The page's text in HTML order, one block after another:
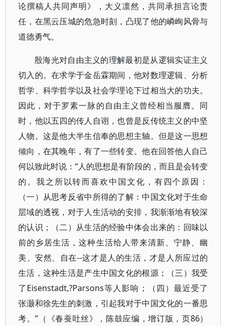
论撰稿人共同声明》，大义凛然，共同承担言论责
任，在黑云压城的危急时刻，凸现了他的嶙峋风骨与
道德勇气。
殷海光对自由主义的理解最初是从逻辑实证主义
切入的。在求学于金岳霖期间，他对数理逻辑、分析
哲学、科学哲学以及社会学理论下过相当大的功夫。
因此，对于罗素一脉的自由主义曾经相当服膺。同
时，他以五四的传人自诩，也曾是反传统主义的中坚
人物。这是他大半生信奉的思想主轴。但是这一思想
倾向，在其晚年，有了一些转变。他在回答他人自己
何以致此时说：“人的思想是有阶段的，而且是会转变
的。我之所以转而喜欢中国文化，有四个原因：
（一）从思考反省中所得的了解：中国文化对于生命
层域的透视，对于人生活动的安排，我渐渐地有较深
的认识；（二）从生活的经验中体会出来的：回味以
前的乡居生活，这种生活给人带来清新、宁静、幽
美、安然、自在--这才是人的生活，才是人所应过的
生活，这种生活是产生中国文化的根源；（三）我受
了Eisenstadt,?Parsons等人影响；（四）最近受了
张灏和徐先生的刺激，引起我对于中国文化的一番思
考。”（《春蚕吐丝》，陈鼓应编，增订版，页86）